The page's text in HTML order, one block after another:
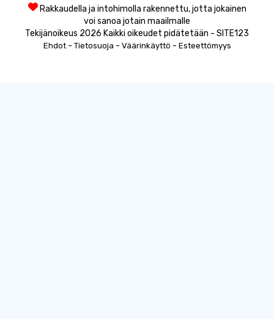
Rakkaudella ja intohimolla rakennettu, jotta jokainen
voi sanoa jotain maailmalle
Tekijänoikeus 2026 Kaikki oikeudet pidätetään - SITE123
Ehdot- Tietosuoja - Väärinkäyttö - Esteettömyys